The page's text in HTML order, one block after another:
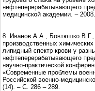
нефтеперерабатывающего
медицинской академии. –
8. Иванов А.А., Бовтюшко В.Г.,
производственных
липидный спектр крови у
нефтеперерабатывающего
научно-практической
«Современные проблемы
Российской военно-
(14). – С. 286 – 289.